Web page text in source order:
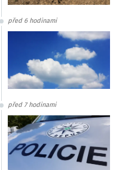
před 6 hodinami
před 7 hodinami